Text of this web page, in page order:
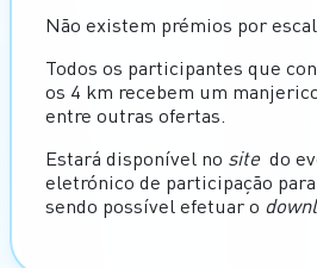
Não existem prémios por
Todos os participantes que
os 4 km recebem um
entre outras ofertas.
Estará disponível no site do
eletrónico de participação
sendo possível efetuar o